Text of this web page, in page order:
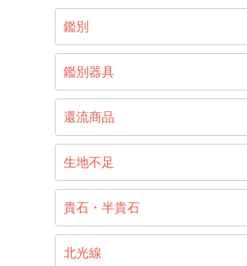
鑑別
鑑別器具
還流商品
生地不足
貴石・半貴石
北光線